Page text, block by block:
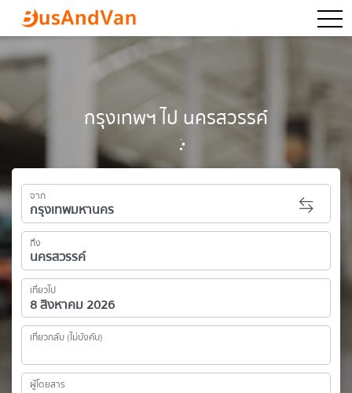
กรุงเทพฯ ไป นครสวรรค์
จาก
ถึง
เที่ยวไป
เที่ยวกลับ (ไม่บังคับ)
ผู้โดยสาร